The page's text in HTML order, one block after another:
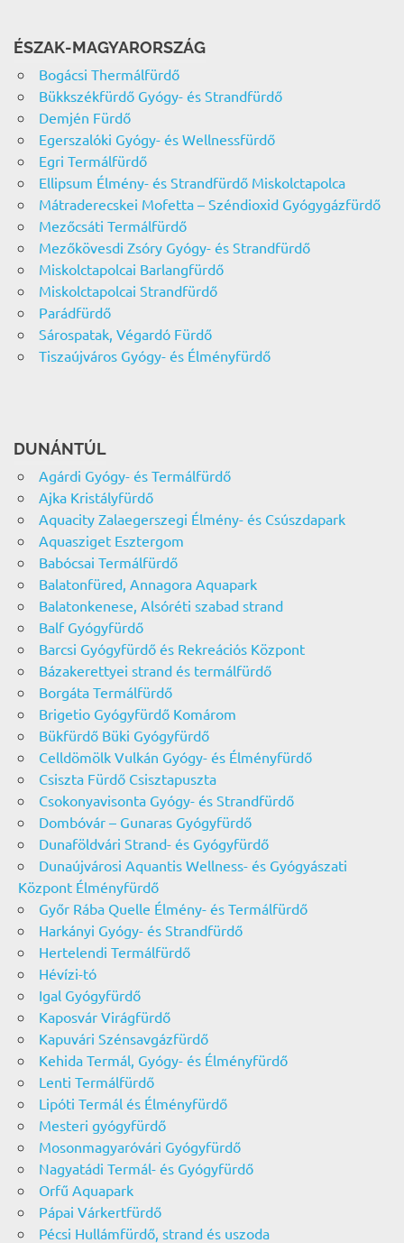
ÉSZAK-MAGYARORSZÁG
Bogácsi Thermálfürdő
Bükkszékfürdő Gyógy- és Strandfürdő
Demjén Fürdő
Egerszalóki Gyógy- és Wellnessfürdő
Egri Termálfürdő
Ellipsum Élmény- és Strandfürdő Miskolctapolca
Mátraderecskei Mofetta – Széndioxid Gyógygázfürdő
Mezőcsáti Termálfürdő
Mezőkövesdi Zsóry Gyógy- és Strandfürdő
Miskolctapolcai Barlangfürdő
Miskolctapolcai Strandfürdő
Parádfürdő
Sárospatak, Végardó Fürdő
Tiszaújváros Gyógy- és Élményfürdő
DUNÁNTÚL
Agárdi Gyógy- és Termálfürdő
Ajka Kristályfürdő
Aquacity Zalaegerszegi Élmény- és Csúszdapark
Aquasziget Esztergom
Babócsai Termálfürdő
Balatonfüred, Annagora Aquapark
Balatonkenese, Alsóréti szabad strand
Balf Gyógyfürdő
Barcsi Gyógyfürdő és Rekreációs Központ
Bázakerettyei strand és termálfürdő
Borgáta Termálfürdő
Brigetio Gyógyfürdő Komárom
Bükfürdő Büki Gyógyfürdő
Celldömölk Vulkán Gyógy- és Élményfürdő
Csiszta Fürdő Csisztapuszta
Csokonyavisonta Gyógy- és Strandfürdő
Dombóvár – Gunaras Gyógyfürdő
Dunaföldvári Strand- és Gyógyfürdő
Dunaújvárosi Aquantis Wellness- és Gyógyászati
Központ Élményfürdő
Győr Rába Quelle Élmény- és Termálfürdő
Harkányi Gyógy- és Strandfürdő
Hertelendi Termálfürdő
Hévízi-tó
Igal Gyógyfürdő
Kaposvár Virágfürdő
Kapuvári Szénsavgázfürdő
Kehida Termál, Gyógy- és Élményfürdő
Lenti Termálfürdő
Lipóti Termál és Élményfürdő
Mesteri gyógyfürdő
Mosonmagyaróvári Gyógyfürdő
Nagyatádi Termál- és Gyógyfürdő
Orfű Aquapark
Pápai Várkertfürdő
Pécsi Hullámfürdő, strand és uszoda